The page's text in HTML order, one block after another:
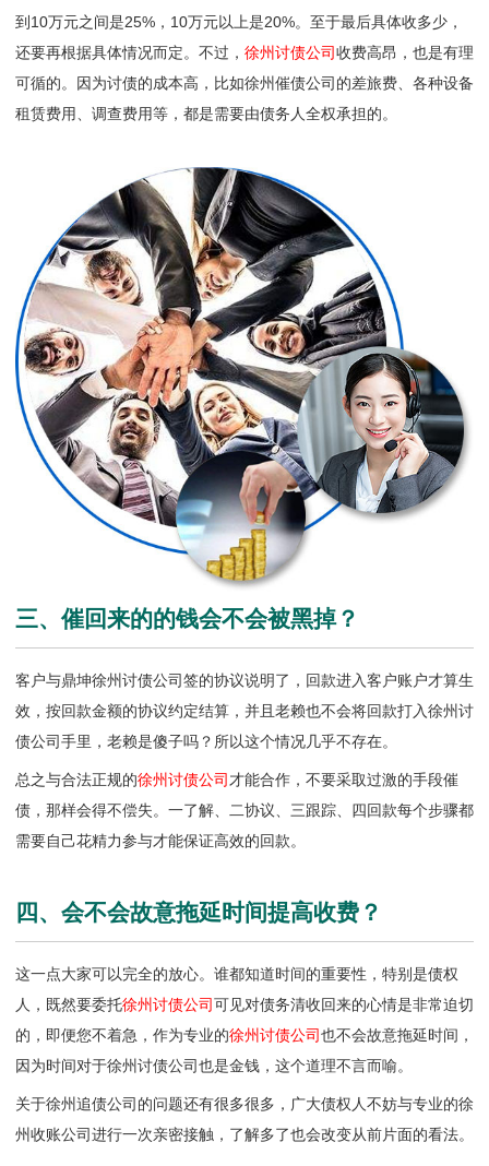
到10万元之间是25%，10万元以上是20%。至于最后具体收多少，
还要再根据具体情况而定。不过， 徐州讨债公司收费高昂，也是有理
可循的。因为讨债的成本高，比如徐州催债公司的差旅费、各种设备
租赁费用、调查费用等，都是需要由债务人全权承担的。
三、催回来的的钱会不会被黑掉？
客户与鼎坤徐州讨债公司签的协议说明了，回款进入客户账户才算生
效，按回款金额的协议约定结算，并且老赖也不会将回款打入徐州讨
债公司手里，老赖是傻子吗？所以这个情况几乎不存在。
总之与合法正规的徐州讨债公司 才能合作，不要采取过激的手段催
债，那样会得不偿失。一了解、二协议、三跟踪、四回款每个步骤都
需要自己花精力参与才能保证高效的回款。
四、会不会故意拖延时间提高收费？
这一点大家可以完全的放心。谁都知道时间的重要性，特别是债权
人，既然要委托徐州讨债公司可见对债务清收回来的心情是非常迫切
的，即便您不着急，作为专业的徐州讨债公司也不会故意拖延时间，
因为时间对于徐州讨债公司也是金钱，这个道理不言而喻。
关于徐州追债公司的问题还有很多很多，广大债权人不妨与专业的徐
州收账公司进行一次亲密接触，了解多了也会改变从前片面的看法。